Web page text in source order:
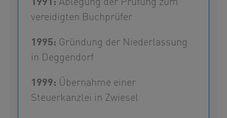
1991: Ablegung der Prüfung zum
vereidigten Buchprüfer
1995: Gründung der Niederlassung
in Deggendorf
1999: Übernahme einer
Steuerkanzlei in Zwiesel